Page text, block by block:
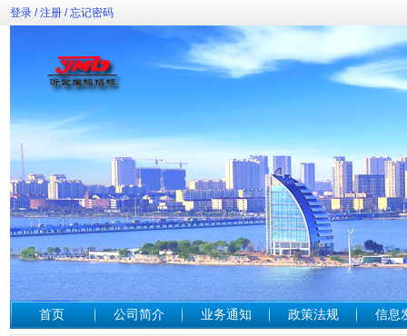
登录/注册/忘记密码
首页 公司简介 业务通知 政策法规 信息